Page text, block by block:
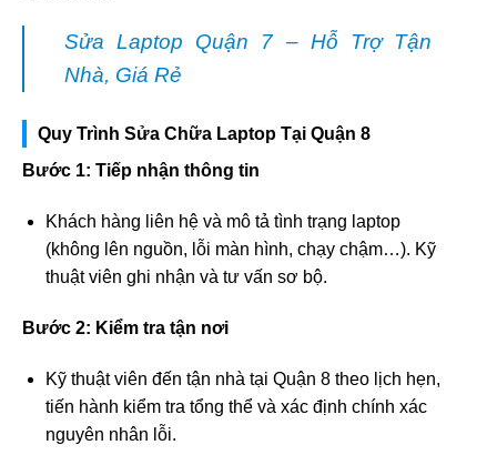
Sửa Laptop Quận 7 – Hỗ Trợ Tận
Nhà, Giá Rẻ
Quy Trình Sửa Chữa Laptop Tại Quận 8
Bước 1: Tiếp nhận thông tin
Khách hàng liên hệ và mô tả tình trạng laptop
(không lên nguồn, lỗi màn hình, chạy chậm…). Kỹ
thuật viên ghi nhận và tư vấn sơ bộ.
Bước 2: Kiểm tra tận nơi
Kỹ thuật viên đến tận nhà tại Quận 8 theo lịch hẹn,
tiến hành kiểm tra tổng thể và xác định chính xác
nguyên nhân lỗi.